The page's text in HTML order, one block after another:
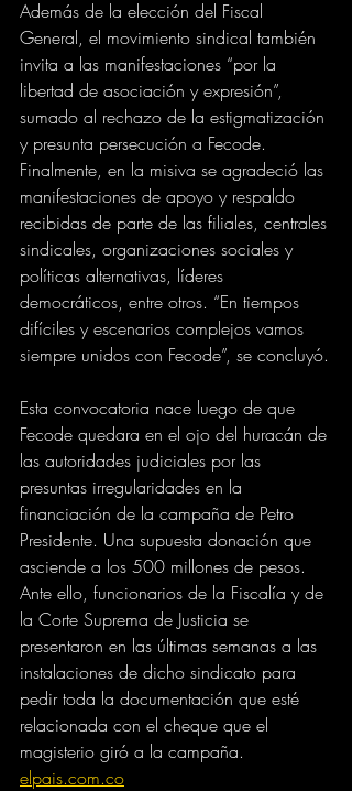
Además de la elección del Fiscal
General, el movimiento sindical también
invita a las manifestaciones “por la
libertad de asociación y expresión”,
sumado al rechazo de la estigmatización
y presunta persecución a Fecode.
Finalmente, en la misiva se agradeció las
manifestaciones de apoyo y respaldo
recibidas de parte de las filiales, centrales
sindicales, organizaciones sociales y
políticas alternativas, líderes
democráticos, entre otros. “En tiempos
difíciles y escenarios complejos vamos
siempre unidos con Fecode”, se concluyó.
Esta convocatoria nace luego de que
Fecode quedara en el ojo del huracán de
las autoridades judiciales por las
presuntas irregularidades en la
financiación de la campaña de Petro
Presidente. Una supuesta donación que
asciende a los 500 millones de pesos.
Ante ello, funcionarios de la Fiscalía y de
la Corte Suprema de Justicia se
presentaron en las últimas semanas a las
instalaciones de dicho sindicato para
pedir toda la documentación que esté
relacionada con el cheque que el
magisterio giró a la campaña.
elpais.com.co